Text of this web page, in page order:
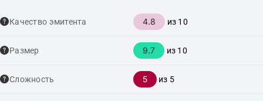
Качество эмитента 4.8 из 10
Размер 9.7 из 10
Сложность 5 из 5